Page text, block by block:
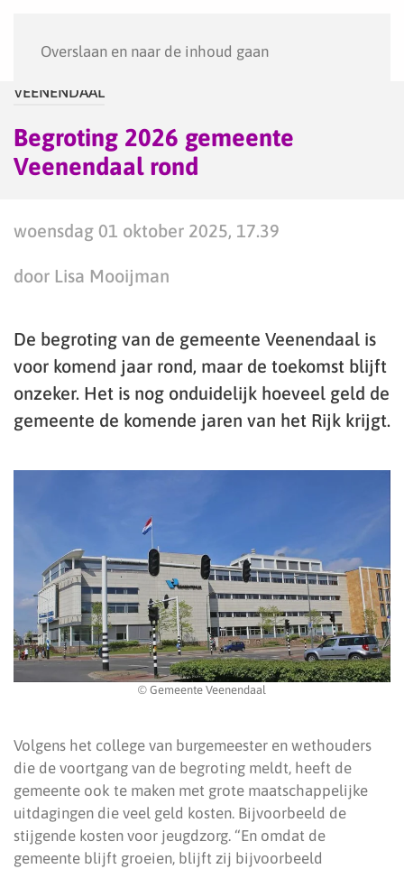
Overslaan en naar de inhoud gaan
VEENENDAAL
Begroting 2026 gemeente
Veenendaal rond
woensdag 01 oktober 2025, 17.39
door Lisa Mooijman
De begroting van de gemeente Veenendaal is
voor komend jaar rond, maar de toekomst blijft
onzeker. Het is nog onduidelijk hoeveel geld de
gemeente de komende jaren van het Rijk krijgt.
© Gemeente Veenendaal
Volgens het college van burgemeester en wethouders
die de voortgang van de begroting meldt, heeft de
gemeente ook te maken met grote maatschappelijke
uitdagingen die veel geld kosten. Bijvoorbeeld de
stijgende kosten voor jeugdzorg. “En omdat de
gemeente blijft groeien, blijft zij bijvoorbeeld